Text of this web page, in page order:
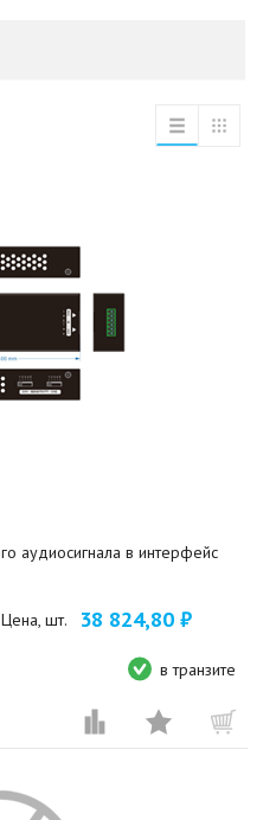
аудиосигнала в интерфейс
Цена, шт. 38 824,80 ₽
в транзите